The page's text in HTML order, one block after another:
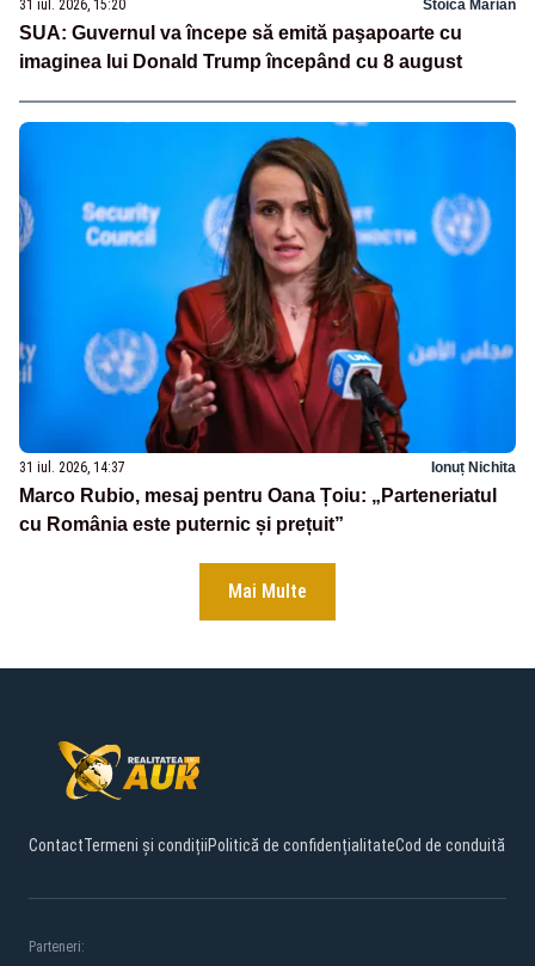
31 iul. 2026, 15:20 Stoica Marian
SUA: Guvernul va începe să emită paşapoarte cu
imaginea lui Donald Trump începând cu 8 august
31 iul. 2026, 14:37 Ionuț Nichita
Marco Rubio, mesaj pentru Oana Țoiu: „Parteneriatul
cu România este puternic și prețuit”
Mai Multe
ContactTermeni și condițiiPolitică de confidențialitateCod de conduită
Parteneri: